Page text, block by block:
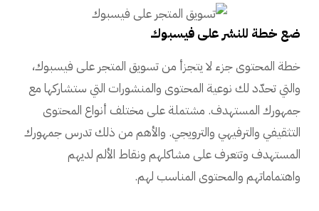
ضع خطة للنشر على فيسبوك
خطة المحتوى جزء لا يتجزأ من تسويق المتجر على فيسبوك،
والتي تحدّد لك نوعية المحتوى والمنشورات التي ستشاركها مع
جمهورك المستهدف. مشتملة على مختلف أنواع المحتوى
التثقيفي والترفيهي والترويجي. والأهم من ذلك تدرس جمهورك
المستهدف وتتعرف على مشاكلهم ونقاط الألم لديهم
واهتماماتهم والمحتوى المناسب لهم.